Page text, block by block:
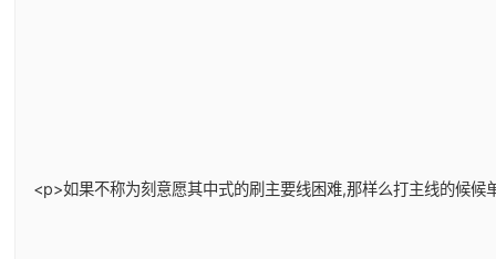
<p>如果不称为刻意愿其中式的刷主要线困难,那样么打主线的候